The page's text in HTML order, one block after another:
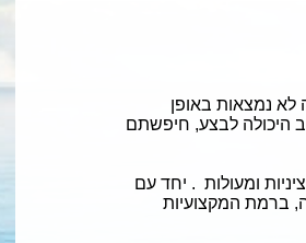
לא נמצאות באופן
היכולה לבצע, חיפשתם
ומעולות . יחד עם
ברמת המקצועיות